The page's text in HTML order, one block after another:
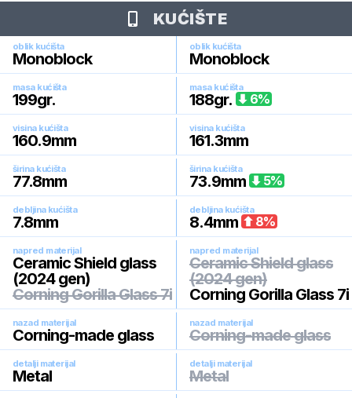
KUĆIŠTE
oblik kućišta
Monoblock
oblik kućišta
Monoblock
masa kućišta
199gr.
masa kućišta
188gr. 6%
visina kućišta
160.9mm
visina kućišta
161.3mm
širina kućišta
77.8mm
širina kućišta
73.9mm 5%
debljina kućišta
7.8mm
debljina kućišta
8.4mm 8%
napred materijal
Ceramic Shield glass
(2024 gen)
Corning Gorilla Glass 7i
napred materijal
Ceramic Shield glass
(2024 gen)
Corning Gorilla Glass 7i
nazad materijal
Corning-made glass
nazad materijal
Corning-made glass
detalji materijal
Metal
detalji materijal
Metal